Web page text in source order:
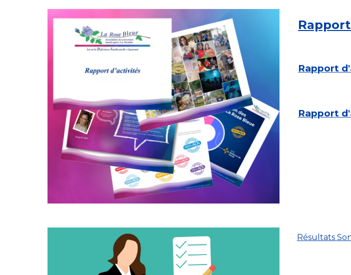
Rapport
Rapport
Résultats